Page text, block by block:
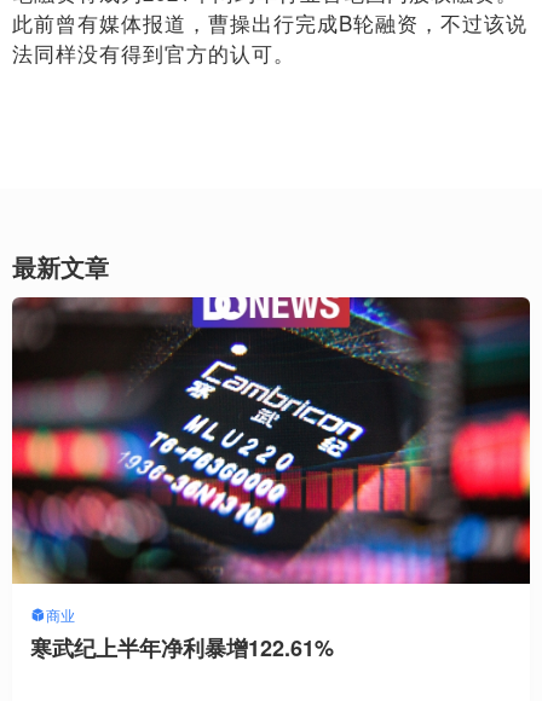
此前曾有媒体报道，曹操出行完成B轮融资，不过该说
法同样没有得到官方的认可。
最新文章
商业
寒武纪上半年净利暴增122.61%